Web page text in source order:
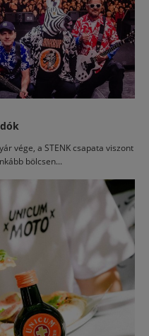
vége, a STENK csapata viszont
bölcsen...